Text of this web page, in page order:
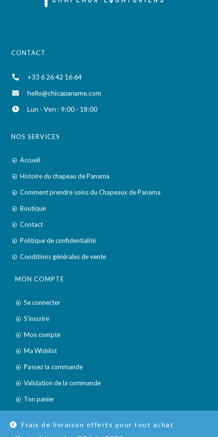
Frais de livraison offerts pour tout achat
CONTACT
+33 6 26 42 16 64
hello@chicapaname.com
Lun - Ven : 9:00 - 18:00
NOS SERVICES
Accueil
Histoire du chapeau de Panama
Comment prendre soins du Chapeaux de Panama
Boutique
Contact
Politique de confidentialité
Conditions générales de vente
MON COMPTE
Se connecter
S'inscrire
Mon compte
Ma Wishlist
Passez la commande
Validation de la commande
Ton panier